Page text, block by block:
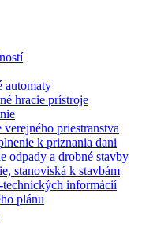
automaty
hracie prístroje
priestranstva
k priznania dani
odpady a drobné stavby
stanoviská k stavbám
technických informácií
plánu